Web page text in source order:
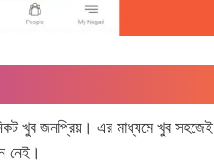
খুব জনপ্রিয়। এর মাধ্যমে খুব সহজেই
নেই।